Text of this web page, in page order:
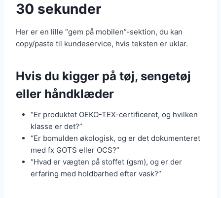
30 sekunder
Her er en lille “gem på mobilen”-sektion, du kan
copy/paste til kundeservice, hvis teksten er uklar.
Hvis du kigger på tøj, sengetøj
eller håndklæder
“Er produktet OEKO-TEX-certificeret, og hvilken
klasse er det?”
“Er bomulden økologisk, og er det dokumenteret
med fx GOTS eller OCS?”
“Hvad er vægten på stoffet (gsm), og er der
erfaring med holdbarhed efter vask?”